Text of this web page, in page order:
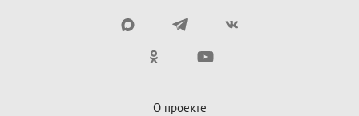
О проекте